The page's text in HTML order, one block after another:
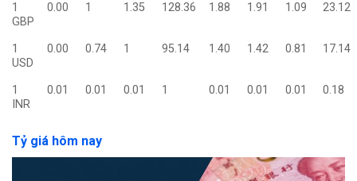
1
GBP
0.00 1 1.35 128.36 1.88 1.91 1.09 23.12
1
USD
0.00 0.74 1 95.14 1.40 1.42 0.81 17.14
1
INR
0.01 0.01 0.01 1 0.01 0.01 0.01 0.18
Tỷ giá hôm nay